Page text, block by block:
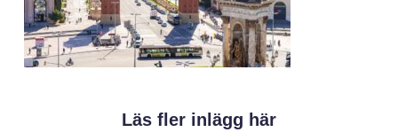
Läs fler inlägg här